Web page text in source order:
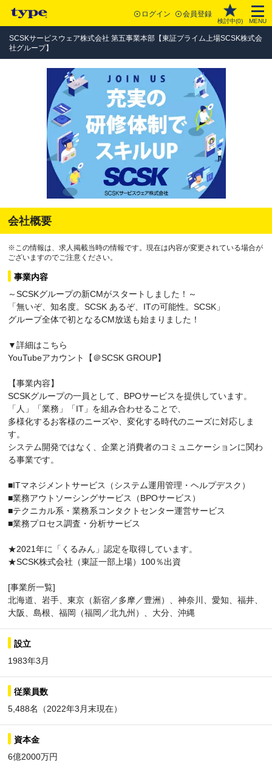
ログイン 会員登録
検討中(0) MENU
SCSKサービスウェア株式会社 第五事業本部【東証プライム上場SCSK株式会
社グループ】
会社概要
※この情報は、求人掲載当時の情報です。現在は内容が変更されている場合が
ございますのでご注意ください。
事業内容
～SCSKグループの新CMがスタートしました！～
「無いぞ、知名度。SCSK あるぞ、ITの可能性。SCSK」
グループ全体で初となるCM放送も始まりました！
▼詳細はこちら
YouTubeアカウント【＠SCSK GROUP】
【事業内容】
SCSKグループの一員として、BPOサービスを提供しています。
「人」「業務」「IT」を組み合わせることで、
多様化するお客様のニーズや、変化する時代のニーズに対応しま
す。
システム開発ではなく、企業と消費者のコミュニケーションに関わ
る事業です。
■ITマネジメントサービス（システム運用管理・ヘルプデスク）
■業務アウトソーシングサービス（BPOサービス）
■テクニカル系・業務系コンタクトセンター運営サービス
■業務プロセス調査・分析サービス
★2021年に「くるみん」認定を取得しています。
★SCSK株式会社（東証一部上場）100％出資
[事業所一覧]
北海道、岩手、東京（新宿／多摩／豊洲）、神奈川、愛知、福井、
大阪、島根、福岡（福岡／北九州）、大分、沖縄
設立
1983年3月
従業員数
5,488名（2022年3月末現在）
資本金
6億2000万円